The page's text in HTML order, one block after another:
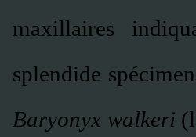
maxillaires
splendide
Baryonyx walkeri